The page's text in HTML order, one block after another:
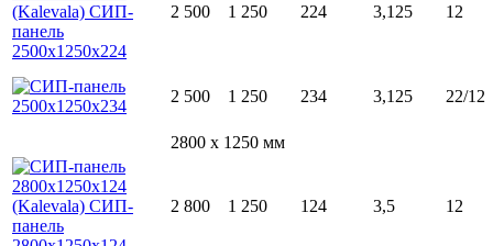
2 500 1 250 224 3,125 12
2 500 1 250 234 3,125 22/12
2800 x 1250 мм
2 800 1 250 124 3,5 12